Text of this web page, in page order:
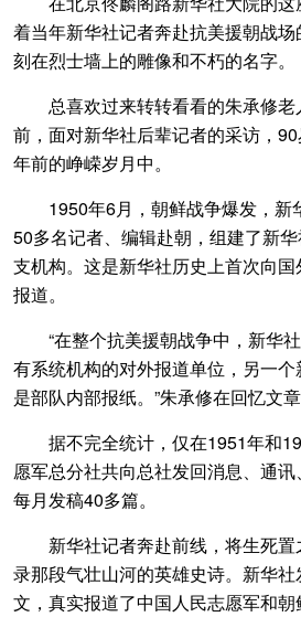
着当年新华社记者奔赴抗美援朝战
刻在烈士墙上的雕像和不朽的名字。
总喜欢过来转转看看的朱承修老
前，面对新华社后辈记者的采访，
年前的峥嵘岁月中。
1950年6月，朝鲜战争爆发，新
50多名记者、编辑赴朝，组建了新
支机构。这是新华社历史上首次向
报道。
“在整个抗美援朝战争中，新华
有系统机构的对外报道单位，另一个
是部队内部报纸。”朱承修在回忆文章
据不完全统计，仅在1951年和
愿军总分社共向总社发回消息、通
每月发稿40多篇。
新华社记者奔赴前线，将生死置
录那段气壮山河的英雄史诗。新华
文，真实报道了中国人民志愿军和